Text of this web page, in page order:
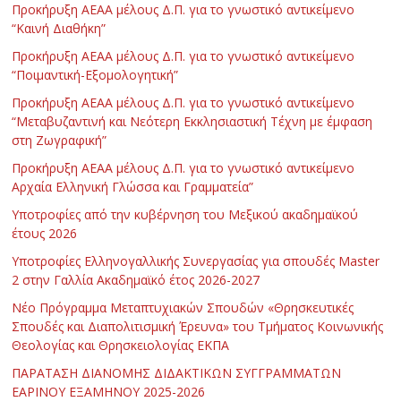
Προκήρυξη ΑΕΑΑ μέλους Δ.Π. για το γνωστικό αντικείμενο
“Καινή Διαθήκη”
Προκήρυξη ΑΕΑΑ μέλους Δ.Π. για το γνωστικό αντικείμενο
“Ποιμαντική-Εξομολογητική”
Προκήρυξη ΑΕΑΑ μέλους Δ.Π. για το γνωστικό αντικείμενο
“Μεταβυζαντινή και Νεότερη Εκκλησιαστική Τέχνη με έμφαση
στη Ζωγραφική”
Προκήρυξη ΑΕΑΑ μέλους Δ.Π. για το γνωστικό αντικείμενο
Αρχαία Ελληνική Γλώσσα και Γραμματεία”
Υποτροφίες από την κυβέρνηση του Μεξικού ακαδημαϊκού
έτους 2026
Υποτροφίες Ελληνογαλλικής Συνεργασίας για σπουδές Master
2 στην Γαλλία Ακαδημαϊκό έτος 2026-2027
Νέο Πρόγραμμα Μεταπτυχιακών Σπουδών «Θρησκευτικές
Σπουδές και Διαπολιτισμική Έρευνα» του Τμήματος Κοινωνικής
Θεολογίας και Θρησκειολογίας ΕΚΠΑ
ΠΑΡΑΤΑΣΗ ΔΙΑΝΟΜΗΣ ΔΙΔΑΚΤΙΚΩΝ ΣΥΓΓΡΑΜΜΑΤΩΝ
ΕΑΡΙΝΟΥ ΕΞΑΜΗΝΟΥ 2025-2026